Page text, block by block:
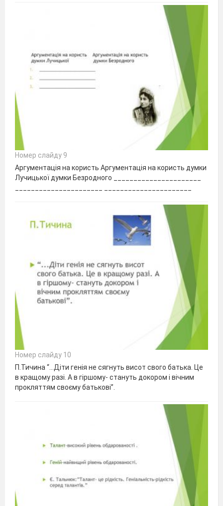
Номер слайду 9
Аргументація на користь Аргументація на користь думки
Лучицької думки Безродного ______________________
Номер слайду 10
П.Тичина “...Діти генія не сягнуть висот свого батька. Це
в кращому разі. А в гіршому- стануть докором і вічним
прокляттям своєму батькові”.